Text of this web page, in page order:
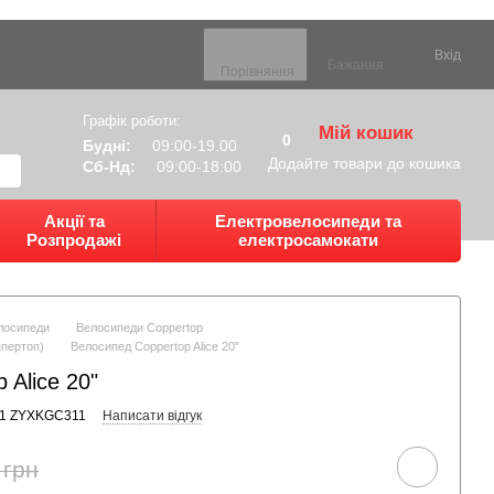
Порівняння
Бажання
Вхід
Графік роботи:
Будні:
09:00-19.00
Сб-Нд:
09:00-18:00
0 Мій кошик
Додайте товари до кошика
Акції та
Розпродажі
Електровелосипеди та
електросамокати
Велосипеди Coppertop
Велосипед Coppertop Alice 20"
Alice 20"
ZYXKGC311 Написати відгук